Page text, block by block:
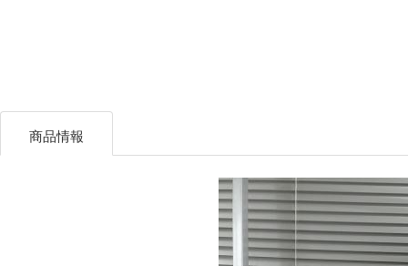
商品情報